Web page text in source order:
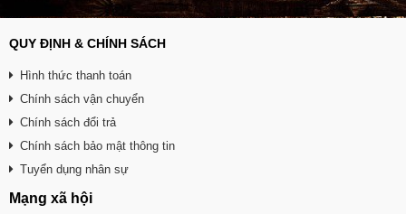
QUY ĐỊNH & CHÍNH SÁCH
Hình thức thanh toán
Chính sách vận chuyển
Chính sách đổi trả
Chính sách bảo mật thông tin
Tuyển dụng nhân sự
Mạng xã hội